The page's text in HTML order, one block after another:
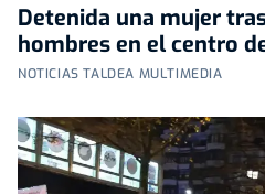
Detenida una mujer
hombres en el centro
NOTICIAS TALDEA MULTIMEDIA